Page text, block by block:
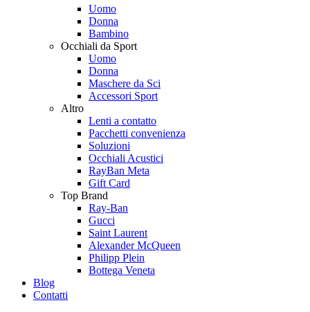
Uomo
Donna
Bambino
Occhiali da Sport
Uomo
Donna
Maschere da Sci
Accessori Sport
Altro
Lenti a contatto
Pacchetti convenienza
Soluzioni
Occhiali Acustici
RayBan Meta
Gift Card
Top Brand
Ray-Ban
Gucci
Saint Laurent
Alexander McQueen
Philipp Plein
Bottega Veneta
Blog
Contatti